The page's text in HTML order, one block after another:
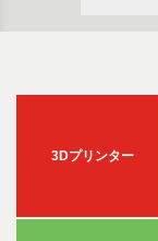
3Dプリンター